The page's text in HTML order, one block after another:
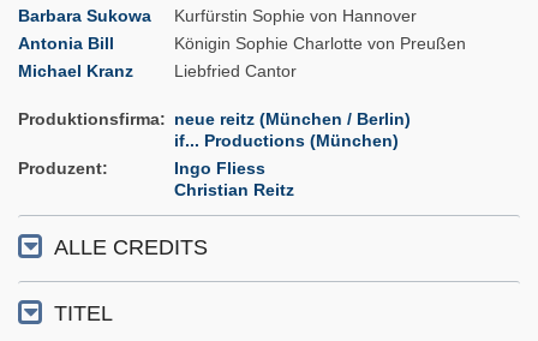
Barbara Sukowa
Kurfürstin Sophie von Hannover
Antonia Bill
Königin Sophie Charlotte von Preußen
Michael Kranz
Liebfried Cantor
Produktionsfirma
neue reitz (München / Berlin)
if... Productions (München)
Produzent
Ingo Fliess
Christian Reitz
ALLE CREDITS
TITEL